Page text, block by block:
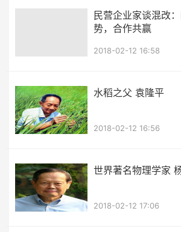
民营企业家谈混改
势，合作共赢
2018-02-12 16:58
水稻之父 袁隆平
2018-02-12 16:56
世界著名物理学家
2018-02-12 17:06